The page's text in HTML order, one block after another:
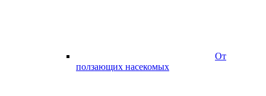
От
ползающих насекомых